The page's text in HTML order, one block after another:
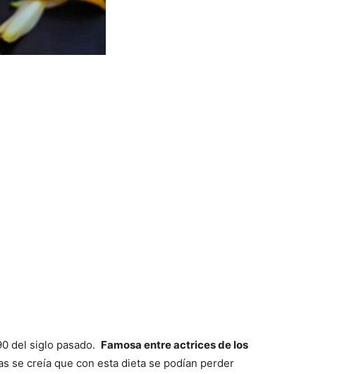
del siglo pasado. Famosa entre actrices de los
se creía que con esta dieta se podían perder